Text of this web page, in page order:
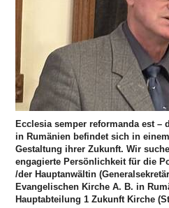
Ecclesia semper reformanda est –
in Rumänien befindet sich in
Gestaltung ihrer Zukunft. Wir
engagierte Persönlichkeit für die
/der Hauptanwältin
Evangelischen Kirche A. B. in
Hauptabteilung 1 Zukunft Kirche